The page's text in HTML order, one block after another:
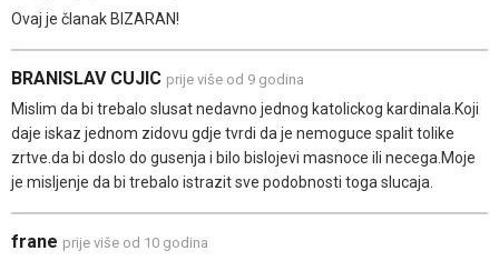
Ovaj je članak BIZARAN!
BRANISLAV CUJIC prije više od 9 godina
Mislim da bi trebalo slusat nedavno jednog katolickog kardinala.Koji
daje iskaz jednom zidovu gdje tvrdi da je nemoguce spalit tolike
zrtve.da bi doslo do gusenja i bilo bislojevi masnoce ili necega.Moje
je misljenje da bi trebalo istrazit sve podobnosti toga slucaja.
frane prije više od 10 godina